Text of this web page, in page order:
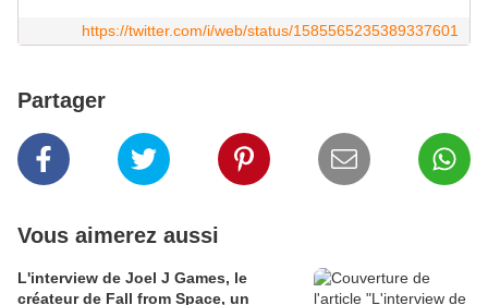
https://twitter.com/i/web/status/1585565235389337601
Partager
Vous aimerez aussi
L'interview de Joel J Games, le
créateur de Fall from Space, un